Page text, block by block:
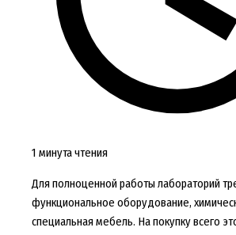
1 минута чтения
Для полноценной работы лабораторий
функциональное оборудование,
специальная мебель. На покупку всего